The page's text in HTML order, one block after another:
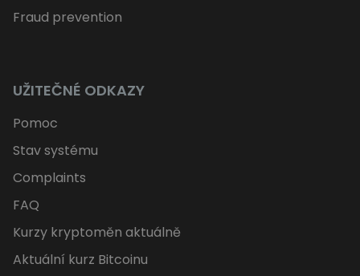
Fraud prevention
UŽITEČNÉ ODKAZY
Pomoc
Stav systému
Complaints
FAQ
Kurzy kryptoměn aktuálně
Aktuální kurz Bitcoinu